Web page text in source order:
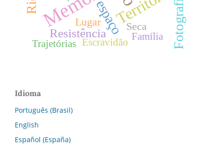
Fotografia
espaço
Resistência
Seca
Lugar
Trajetórias Escravidão
Família
Idioma
Português (Brasil)
English
Español (España)